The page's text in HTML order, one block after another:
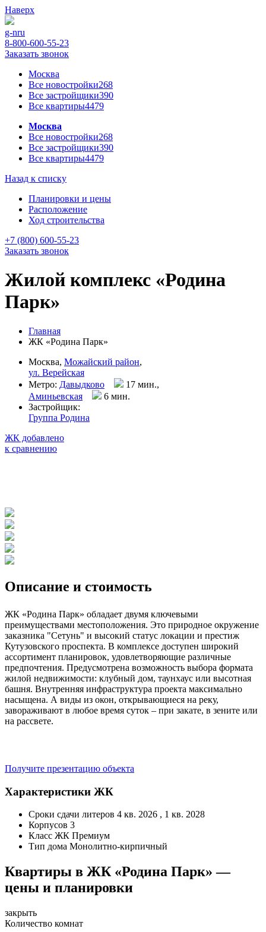
Наверх
g-nru
8-800-600-55-23
Заказать звонок
Москва
Все новостройки268
Все застройщики390
Все квартиры4479
Москва
Все новостройки268
Все застройщики390
Все квартиры4479
Назад к списку
Планировки и цены
Расположение
Ход строительства
+7 (800) 600-55-23
Заказать звонок
Жилой комплекс «Родина
Парк»
Главная
ЖК «Родина Парк»
Москва, Можайский район,
ул. Верейская
Метро: Давыдково
17 мин.,
Аминьевская
6 мин.
Застройщик:
Группа Родина
ЖК добавлено
к сравнению
Описание и стоимость
ЖК «Родина Парк» обладает двумя ключевыми
преимуществами местоположения. Это природное окружение
заказника "Сетунь" и высокий статус локации и престиж
Кутузовского проспекта. В комплексе доступен широкий
ассортимент планировок, удовлетворяющие различные
предпочтения. Предусмотрена возможность выбора формата
жилой недвижимости: клубный дом, таунхаус или высотная
башня. Внутренняя инфраструктура проекта максимально
насыщена. А виды из окон, открывающиеся на реку,
завораживают в любое время суток – при закате, в зените или
на рассвете.
Получите презентацию объекта
Характеристики ЖК
Сроки сдачи литеров 4 кв. 2026 , 1 кв. 2028
Корпусов 3
Класс ЖК Премиум
Тип дома Монолитно-кирпичный
Квартиры в ЖК «Родина Парк» —
цены и планировки
закрыть
Количество комнат